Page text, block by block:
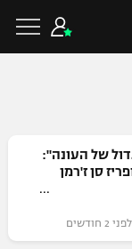
של העונה":
סן ז'רמן